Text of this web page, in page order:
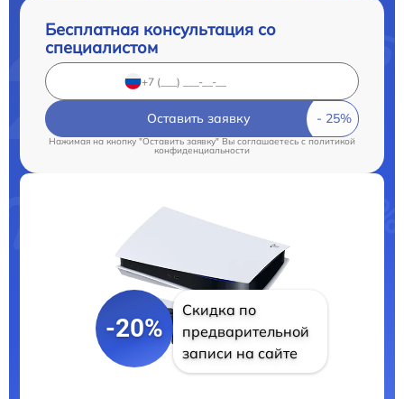
Бесплатная консультация со
специалистом
Оставить заявку
Нажимая на кнопку "Оставить заявку" Вы соглашаетесь cполитикой
конфиденциальности
-20%
Скидка по
предварительной
записи на сайте